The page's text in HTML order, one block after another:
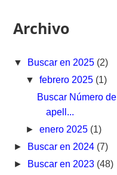
Archivo
▼ Buscar en 2025 (2)
▼ febrero 2025 (1)
Buscar Número
apell...
► enero 2025 (1)
► Buscar en 2024 (7)
► Buscar en 2023 (48)